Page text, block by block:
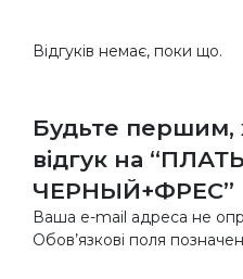
Відгуків немає, поки що.
Будьте першим,
відгук на
ЧЕРНЫЙ+ФРЕС”
Ваша e-mail адреса не
Обов’язкові поля